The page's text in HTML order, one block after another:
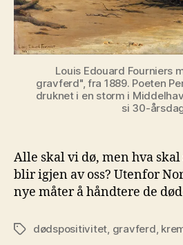
Louis Edouard Fourniers
gravferd", fra 1889. Poeten
druknet i en storm i
si 30-
Alle skal vi dø, men hva skal
blir igjen av oss? Utenfor
nye måter å håndtere de
Stikkorddødspositivitet, gravferd,